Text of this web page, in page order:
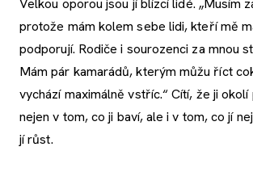
Velkou oporou jsou jí blízcí lidé. „Musím
protože mám kolem sebe lidi, kteří mě
podporují. Rodiče i sourozenci za mnou
Mám pár kamarádů, kterým můžu říct
vychází maximálně vstříc.“ Cítí, že ji
nejen v tom, co ji baví, ale i v tom, co jí
jí růst.